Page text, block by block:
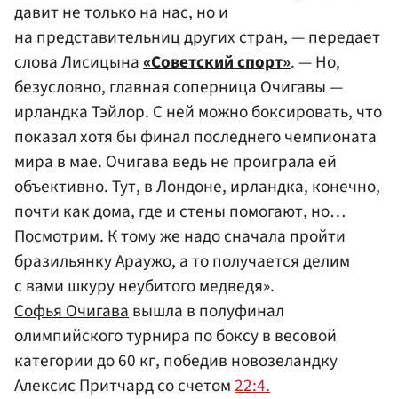
давит не только на нас, но и
на представительниц других стран, — передает
слова Лисицына«Советский спорт». — Но,
безусловно, главная соперница Очигавы —
ирландка Тэйлор. С ней можно боксировать, что
показал хотя бы финал последнего чемпионата
мира в мае. Очигава ведь не проиграла ей
объективно. Тут, в Лондоне, ирландка, конечно,
почти как дома, где и стены помогают, но…
Посмотрим. К тому же надо сначала пройти
бразильянку Араужо, а то получается делим
с вами шкуру неубитого медведя».
Софья Очигававышла в полуфинал
олимпийского турнира по боксу в весовой
категории до 60 кг, победив новозеландку
Алексис Притчард со счетом22:4.